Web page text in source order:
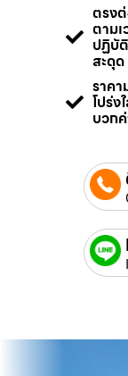
ตรง
ตาม
ปฏิบั
สะดุด
ราคา
โปร่ง
บวก